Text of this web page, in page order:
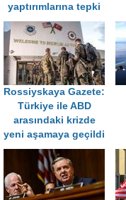
yaptırımlarına tepki
Rossiyskaya Gazete:
Türkiye ile ABD
arasındaki krizde
yeni aşamaya geçildi